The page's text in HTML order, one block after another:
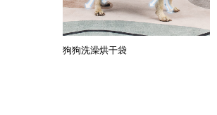
狗狗洗澡烘干袋